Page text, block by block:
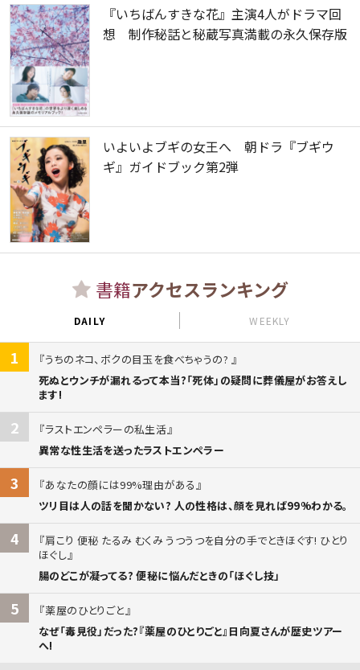
『いちばんすきな花』主演4人がドラマ回
想 制作秘話と秘蔵写真満載の永久保存版
いよいよブギの女王へ 朝ドラ『ブギウ
ギ』ガイドブック第2弾
書籍アクセスランキング
DAILY WEEKLY
1
うちのネコ、ボクの目玉を食べちゃうの?
死ぬとウンチが漏れるって本当?「死体」の疑問に葬儀屋がお答えし
ます!
2
ラストエンペラーの私生活
異常な性生活を送ったラストエンペラー
3
あなたの顔には99%理由がある
ツリ目は人の話を聞かない? 人の性格は、顔を見れば99%わかる。
4
肩こり 便秘 たるみ むくみ うつうつを自分の手でときほぐす! ひとり
ほぐし
腸のどこが凝ってる? 便秘に悩んだときの「ほぐし技」
5
薬屋のひとりごと
なぜ「毒見役」だった?『薬屋のひとりごと』日向夏さんが歴史ツアー
へ!